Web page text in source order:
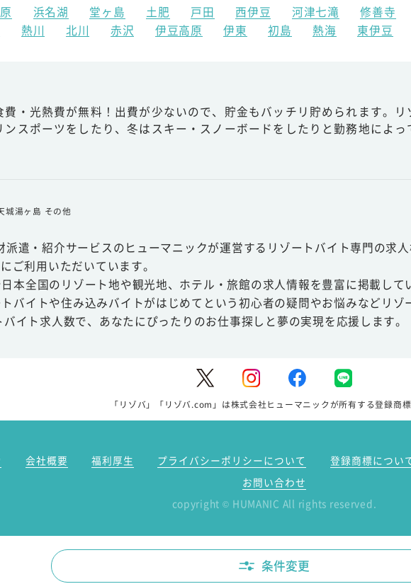
浜名湖 堂ヶ島 土肥 戸田 西伊豆 河津七滝 修善寺
熱川 北川 赤沢 伊豆高原 伊東 初島 熱海 東伊豆
費・光熱費が無料！出費が少ないので、貯金もバッチリ貯められます。
スポーツをしたり、冬はスキー・スノーボードをしたりと勤務地によっ
城湯ヶ島 その他
派遣・紹介サービスのヒューマニックが運営するリゾートバイト専門の求
ご利用いただいています。
本全国のリゾート地や観光地、ホテル・旅館の求人情報を豊富に掲載し
バイトや住み込みバイトがはじめてという初心者の疑問やお悩みなどリ
イト求人数で、あなたにぴったりのお仕事探しと夢の実現を応援します。
「リゾバ」「リゾバ.com」は株式会社ヒューマニックが所有する登録商標
会社概要 福利厚生 プライバシーポリシーについて 登録商標につい
お問い合わせ
copyright © HUMANIC All rights reserved.
条件変更